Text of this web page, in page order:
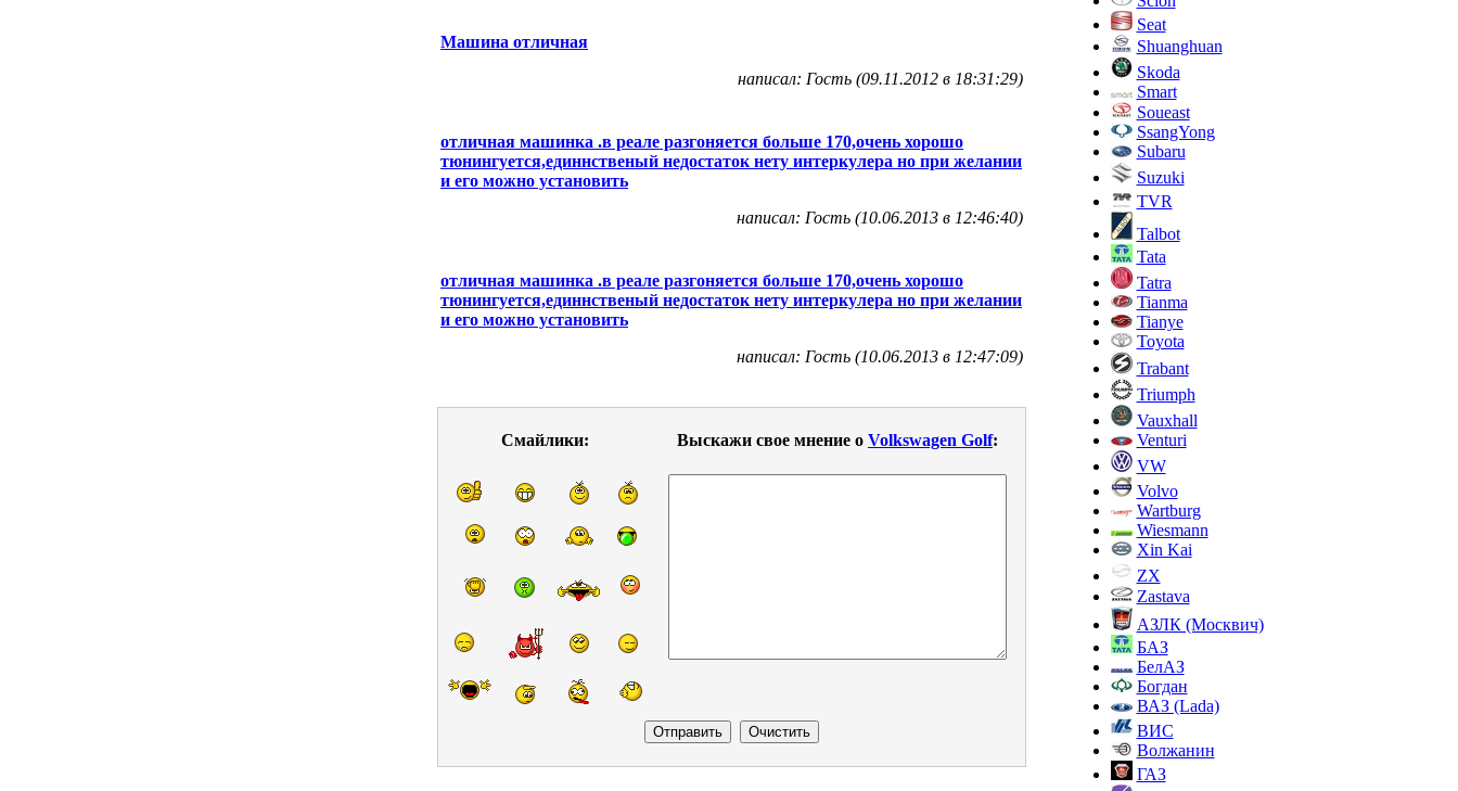
Машина отличная
написал: Гость (09.11.2012 в 18:31:29)
отличная машинка .в реале разгоняется больше 170,очень хорошо
тюнингуется,единнственый недостаток нету интеркулера но при желании
и его можно установить
написал: Гость (10.06.2013 в 12:46:40)
отличная машинка .в реале разгоняется больше 170,очень хорошо
тюнингуется,единнственый недостаток нету интеркулера но при желании
и его можно установить
написал: Гость (10.06.2013 в 12:47:09)
Смайлики: Выскажи свое мнение о Volkswagen Golf:
Seat
Shuanghuan
Skoda
Smart
Soueast
SsangYong
Subaru
Suzuki
TVR
Talbot
Tata
Tatra
Tianma
Tianye
Toyota
Trabant
Triumph
Vauxhall
Venturi
VW
Volvo
Wartburg
Wiesmann
Xin Kai
ZX
Zastava
АЗЛК (Москвич)
БАЗ
БелАЗ
Богдан
ВАЗ (Lada)
ВИС
Волжанин
ГАЗ